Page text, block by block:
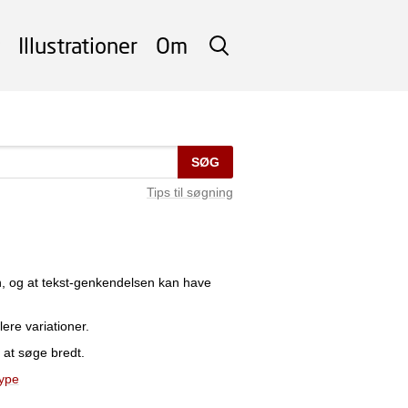
SØG
Illustrationer Om
SØG
Tips til søgning
at tekst-genkendelsen kan have
variationer.
søge bredt.